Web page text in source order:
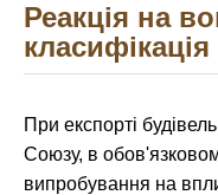
Реакція на
класифікація
При експорті
Союзу, в
випробування на